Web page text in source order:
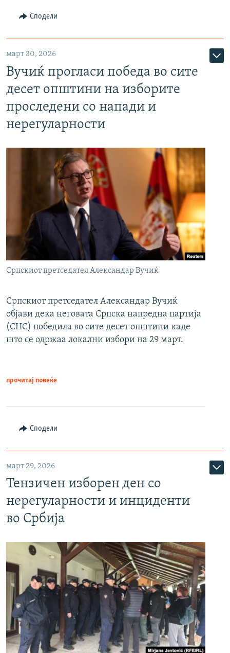
Сподели
март 30, 2026
Вучиќ прогласи победа во сите
десет општини на изборите
проследени со напади и
нерегуларности
Српскиот претседател Александар Вучиќ
Српскиот претседател Александар Вучиќ
објави дека неговата Српска напредна партија
(СНС) победила во сите десет општини каде
што се одржаа локални избори на 29 март.
прочитај повеќе
Сподели
март 29, 2026
Тензичен изборен ден со
нерегуларности и инциденти
во Србија